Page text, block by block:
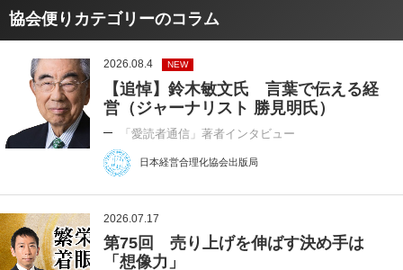
協会便りカテゴリーのコラム
2026.08.4 NEW
【追悼】鈴木敏文氏 言葉で伝える経
営（ジャーナリスト 勝見明氏）
「愛読者通信」著者インタビュー
日本経営合理化協会出版局
2026.07.17
第75回 売り上げを伸ばす決め手は
「想像力」